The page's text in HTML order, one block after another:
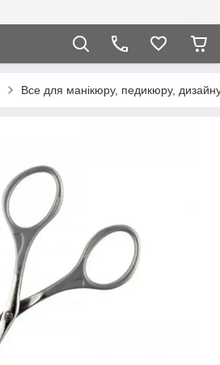
Все для манікюру, педикюру, дизайну